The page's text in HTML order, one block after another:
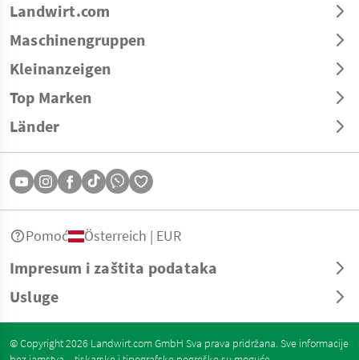
Landwirt.com
Maschinengruppen
Kleinanzeigen
Top Marken
Länder
Impresum i zaštita podataka
Usluge
Pomoć Österreich | EUR
© Copyright 2026 Landwirt.com GmbH Sva prava pridržana. Sve informacije